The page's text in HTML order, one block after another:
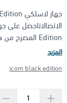
Edition المصرح من هيئة ال...
المزيد
icom black edition